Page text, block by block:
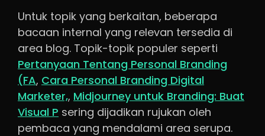
Untuk topik yang berkaitan, beberapa
bacaan internal yang relevan tersedia di
area blog. Topik-topik populer seperti
Pertanyaan Tentang Personal Branding
(FA, Cara Personal Branding Digital
Marketer,, Midjourney untuk Branding: Buat
Visual P sering dijadikan rujukan oleh
pembaca yang mendalami area serupa.